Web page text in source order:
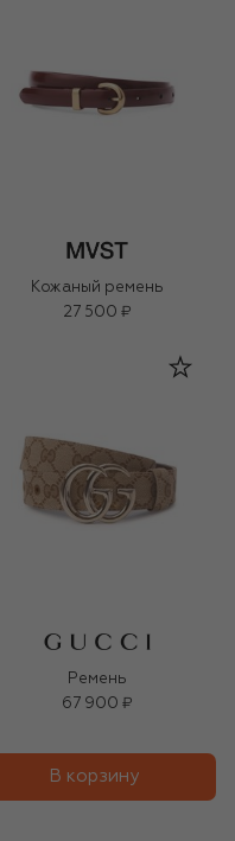
Кожаный ремень
27 500 ₽
Ремень
67 900 ₽
В корзину